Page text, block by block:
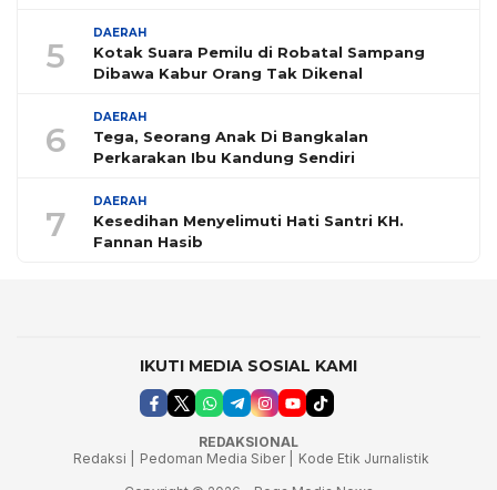
5
DAERAH
Kotak Suara Pemilu di Robatal Sampang
Dibawa Kabur Orang Tak Dikenal
6
DAERAH
Tega, Seorang Anak Di Bangkalan
Perkarakan Ibu Kandung Sendiri
7
DAERAH
Kesedihan Menyelimuti Hati Santri KH.
Fannan Hasib
IKUTI MEDIA SOSIAL KAMI
REDAKSIONAL
Redaksi |
Pedoman Media Siber |
Kode Etik Jurnalistik